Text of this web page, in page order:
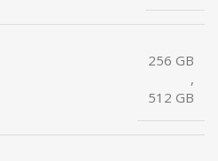
256 GB
,
512 GB